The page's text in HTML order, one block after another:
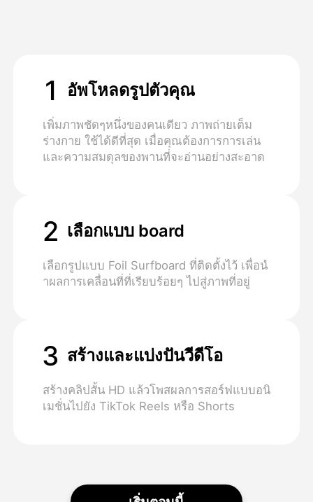
1 อัพโหลดรูปตัวคุณ
เพิ่มภาพชัดๆหนึ่งของคนเดียว ภาพถ่ายเต็ม
ร่างกาย ใช้ได้ดีที่สุด เมื่อคุณต้องการการเล่น
และความสมดุลของพานที่จะอ่านอย่างสะอาด
2 เลือกแบบ board
เลือกรูปแบบ Foil Surfboard ที่ติดตั้งไว้ เพื่อนํ
าผลการเคลื่อนที่ที่เรียบร้อยๆ ไปสู่ภาพที่อยู่
3 สร้างและแบ่งปันวีดีโอ
สร้างคลิปสั้น HD แล้วโพสผลการสอร์ฟแบบอนิ
เมชั่นไปยัง TikTok Reels หรือ Shorts